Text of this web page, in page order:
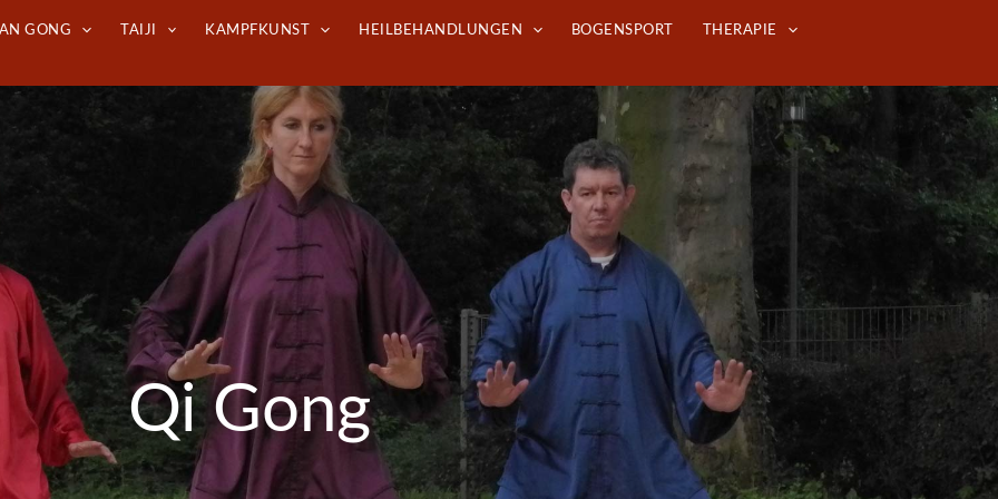
GONG TAIJI KAMPFKUNST HEILBEHANDLUNGEN BOGENSPORT
THERAPIE
Qi Gong